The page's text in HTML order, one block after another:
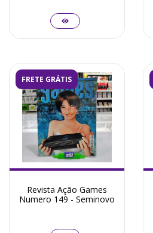
FRETE GRÁTIS
Revista Ação Games
Numero 149 - Seminovo